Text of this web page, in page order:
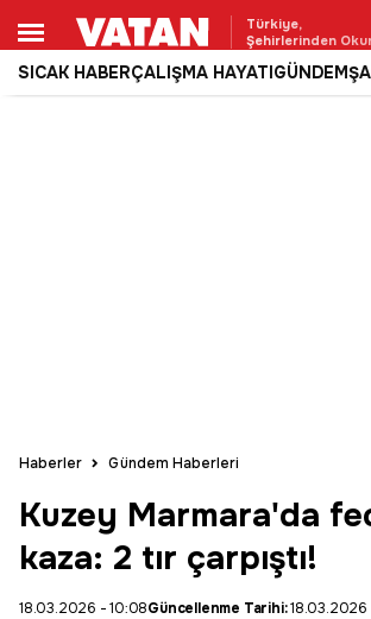
Türkiye,
Şehirlerinden
SICAK HABERÇALIŞMA HAYATIGÜNDEM
Haberler Gündem Haberleri
Kuzey Marmara'da
kaza: 2 tır çarpıştı!
18.03.2026 - 10:08Güncellenme Tarihi:18.03.2026